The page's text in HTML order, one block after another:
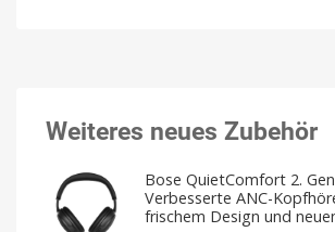
Weiteres neues Zubehör
Bose QuietComfort 2.
Verbesserte ANC-
frischem Design und